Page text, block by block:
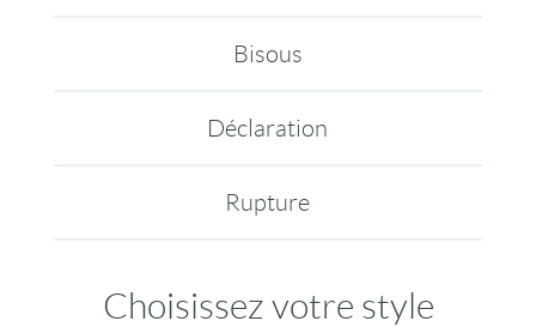
Bisous
Déclaration
Rupture
Choisissez votre style